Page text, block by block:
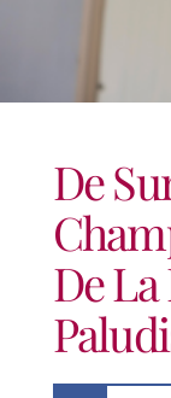
De
De